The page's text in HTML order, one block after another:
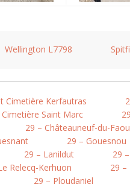
Wellington L7798
Cimetière Kerfautras
Saint Marc
29 – Châteauneuf-du-Faou
29 – Gouesnou
29 – Lanildut 29
Relecq-Kerhuon 29 –
29 – Ploudaniel